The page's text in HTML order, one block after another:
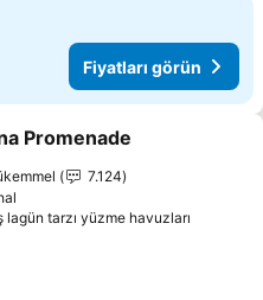
Fiyatları görün
ekle
Promenade
7.124
lagün tarzı yüzme havuzları